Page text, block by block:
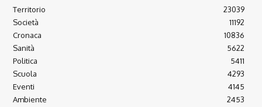
Territorio
23039
Società
11192
Cronaca
10836
Sanità
5622
Politica
5411
Scuola
4293
Eventi
4145
Ambiente
2453